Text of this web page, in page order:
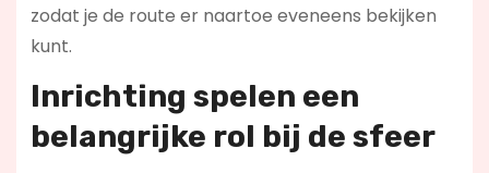
zodat je de route er naartoe eveneens bekijken
kunt.
Inrichting spelen een
belangrijke rol bij de sfeer